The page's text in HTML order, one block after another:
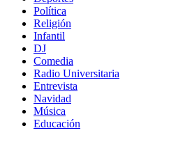
Política
Religión
Infantil
DJ
Comedia
Radio Universitaria
Entrevista
Navidad
Música
Educación